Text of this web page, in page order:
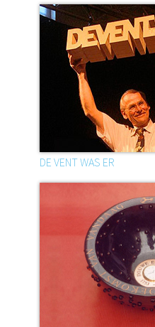
DE VENT WAS ER